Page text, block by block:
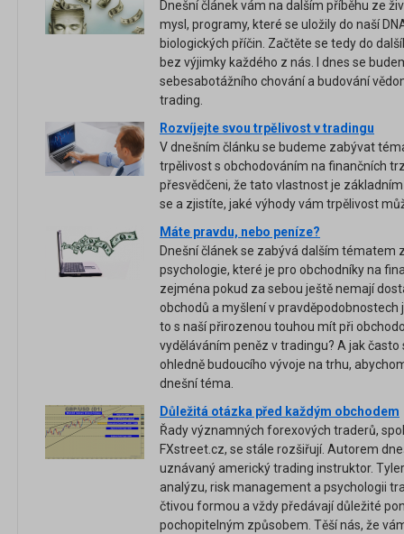
Dnešní článek vám na dalším příběhu ze
mysl, programy, které se uložily do naší
biologických příčin. Začtěte se tedy do
bez výjimky každého z nás. I dnes se
sebesabotážního chování a budování
trading.
Rozvíjejte svou trpělivost v tradingu
V dnešním článku se budeme zabývat
trpělivost s obchodováním na finančních
přesvědčeni, že tato vlastnost je
se a zjistíte, jaké výhody vám trpělivost
Máte pravdu, nebo peníze?
Dnešní článek se zabývá dalším
psychologie, které je pro obchodníky na
zejména pokud za sebou ještě nemají
obchodů a myšlení v
to s naší přirozenou touhou mít při
vyděláváním peněz v tradingu? A jak
ohledně budoucího vývoje na trhu,
dnešní téma.
Důležitá otázka před každým obchodem
Řady významných forexových traderů,
FXstreet.cz, se stále rozšiřují. Autorem
uznávaný americký trading instruktor.
analýzu, risk management a psychologii
čtivou formou a vždy předávají důležité
pochopitelným způsobem. Těší nás, že